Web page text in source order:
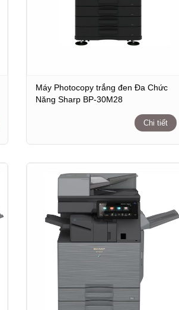
Máy Photocopy trắng đen Đa Chức
Năng Sharp BP-30M28
Chi tiết